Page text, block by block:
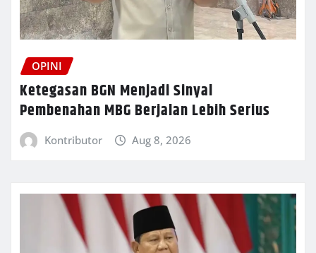
OPINI
Ketegasan BGN Menjadi Sinyal
Pembenahan MBG Berjalan Lebih Serius
Kontributor Aug 8, 2026